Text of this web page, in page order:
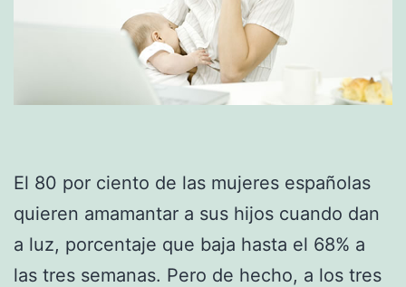
El 80 por ciento de las mujeres españolas
quieren amamantar a sus hijos cuando dan
a luz, porcentaje que baja hasta el 68% a
las tres semanas. Pero de hecho, a los tres